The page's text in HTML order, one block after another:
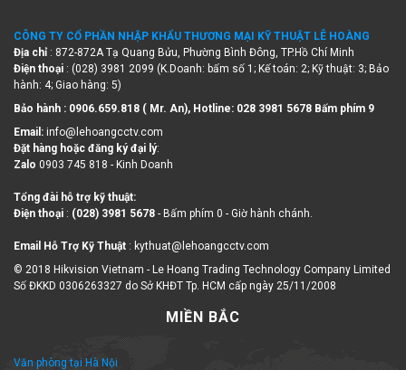
CÔNG TY CỔ PHẦN NHẬP KHẨU THƯƠNG MẠI KỸ THUẬT LÊ HOÀNG
Địa chỉ : 872-872A Tạ Quang Bửu, Phường Bình Đông, TP.Hồ Chí Minh
Điện thoại : (028) 3981 2099 (K.Doanh: bấm số 1; Kế toán: 2; Kỹ thuật: 3; Bảo
hành: 4; Giao hàng: 5)
Bảo hành : 0906.659.818 ( Mr. An), Hotline: 028 3981 5678 Bấm phím 9
Email: info@lehoangcctv.com
Đặt hàng hoặc đăng ký đại lý:
Zalo 0903 745 818 - Kinh Doanh
Tổng đài hỗ trợ kỹ thuật:
Điện thoại : (028) 3981 5678 - Bấm phím 0 - Giờ hành chánh.
Email Hỗ Trợ Kỹ Thuật : kythuat@lehoangcctv.com
© 2018 Hikvision Vietnam - Le Hoang Trading Technology Company Limited
Số ĐKKD 0306263327 do Sở KHĐT Tp. HCM cấp ngày 25/11/2008
MIỀN BẮC
Văn phòng tại Hà Nội